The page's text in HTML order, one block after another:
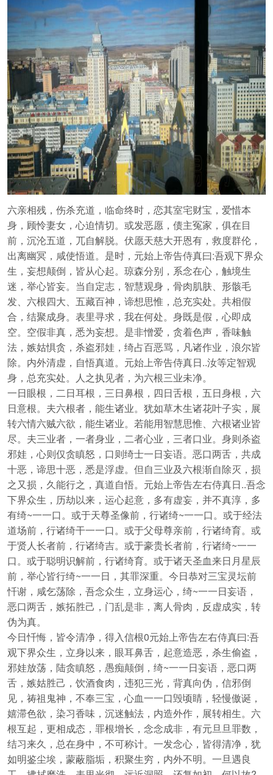
六亲相残，伤杀充道，临命终时，恋其室宅财宝，爱惜本
身，顾怜妻女，心迫情切。或发恶愿，债主冤家，俱在目
前，沉沦五道，兀自解脱。伏愿天慈大开恩有，救度群伦，
出离幽冥，咸使悟道。是时，元始上帝告侍真曰:吾观下界众
生，妄想颠倒，皆从心起。琼森分别，系念在心，触境生
迷，举心皆妄。当自定志，智慧观身，骨肉肌肤、形骸毛
发、六根四大、五藏百神，谛想思惟，总充实处。共相假
合，结聚成身。表里寻求，我在何处。身既是假，心即成
空。空假非真，悉为妄想。是非憎爱，贪着色声，香味触
法，嫉姑惧贪，杀盗邪娃，绮占百恶骂，凡诸作业，浪尔皆
除。内外清虚，自悟真道。元始上帝告侍真日..汝等定智观
身，总充实处。人之执见者，为六根三业未净。
一日眼根，二日耳根，三日鼻根，四日舌根，五日身根，六
日意根。夫六根者，能生诸业。犹如草木生诸花叶子实，展
转六情六贼六欲，能生诸业。若能用智慧思惟、六根诸业皆
尽。夫三业者，一者身业，二者心业，三者口业。身则杀盗
邪娃，心则仅贪瞋怒，口则绮士一日妄语。恶口两舌，共成
十恶，谛思十恶，悉是浮虚。但自三业及六根渐自除灭，损
之又损，久能行之，真道自悟。元始上帝告左右侍真日..吾念
下界众生，历劫以来，运心起意，多有虚妄，并不真淳，多
有绮~一一口。或于天尊圣像前，行诸绮~一一口。或于经法
道场前，行诸绮干一一口。或于父母尊亲前，行诸绮育。或
于贤人长者前，行诸绮吉。或于豪贵长者前，行诸绮~一一
口。或于聪明识解前，行诸绮育。或于诸天圣血来日月星辰
前，举心皆行绮~一一日，其罪深重。今日恭对三宝灵坛前
忏谢，咸乞荡除，吾念众生，立身运心，绮~一一日妄语，
恶口两舌，嫉拓胜己，门乱是非，离人骨肉，反虚成实，转
伪为真。
今日忏悔，皆令清净，得入信根0元始上帝告左右侍真曰:吾
观下界众生，立身以来，眼耳鼻舌，起意造恶，杀生偷盗，
邪娃放荡，陆贪瞋怒，愚痴颠倒，绮~一一日妄语，恶口两
舌，嫉姑胜己，饮酒食肉，违犯三光，背真向伪，信邪倒
见，祷祖鬼神，不奉三宝，心血一一口毁顷睛，轻慢傲诞，
嬉滞色欲，染习香味，沉迷触法，内造外作，展转相生。六
根互起，更相成态，罪根增长，念念成非，有元旦旦罪数，
结习来久，总在身中，不可称计。一发念心，皆得清净，犹
如明鉴尘埃，蒙蔽脂垢，积聚生穷，内外不明。一旦遇良